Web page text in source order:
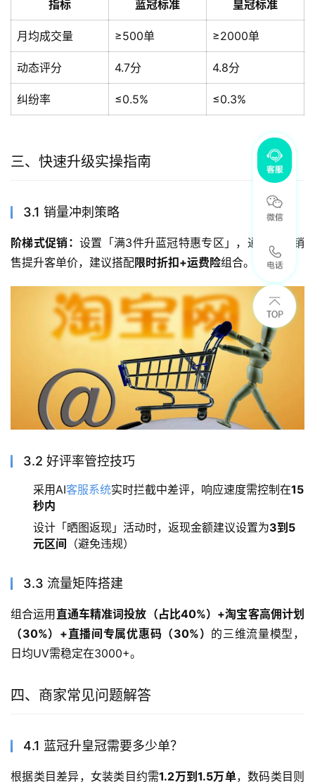
指标 蓝冠标准 皇冠标准
月均成交量 ≥500单 ≥2000单
动态评分 4.7分 4.8分
纠纷率 ≤0.5% ≤0.3%
三、快速升级实操指南
3.1 销量冲刺策略
阶梯式促销： 设置「满3件升蓝冠特惠专区」，通过捆绑销
售提升客单价，建议搭配限时折扣+运费险组合。
3.2 好评率管控技巧
采用AI客服系统实时拦截中差评，响应速度需控制在15
秒内
设计「晒图返现」活动时，返现金额建议设置为3到5
元区间 （避免违规）
3.3 流量矩阵搭建
组合运用直通车精准词投放（占比40%）+淘宝客高佣计划
（30%）+直播间专属优惠码（30%） 的三维流量模型，
日均UV需稳定在3000+。
四、商家常见问题解答
4.1 蓝冠升皇冠需要多少单？
根据类目差异，女装类目约需1.2万到1.5万单，数码类目则